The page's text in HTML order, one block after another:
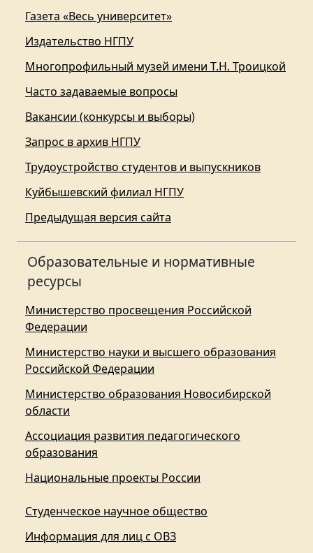
Газета «Весь университет»
Издательство НГПУ
Многопрофильный музей имени Т.Н. Троицкой
Часто задаваемые вопросы
Вакансии (конкурсы и выборы)
Запрос в архив НГПУ
Трудоустройство студентов и выпускников
Куйбышевский филиал НГПУ
Предыдущая версия сайта
Образовательные и нормативные
ресурсы
Министерство просвещения Российской
Федерации
Министерство науки и высшего образования
Российской Федерации
Министерство образования Новосибирской
области
Ассоциация развития педагогического
образования
Национальные проекты России
Студенческое научное общество
Информация для лиц с ОВЗ